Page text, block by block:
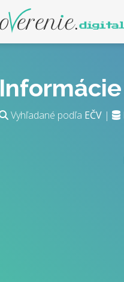
Vyhľadané podľa EČV |